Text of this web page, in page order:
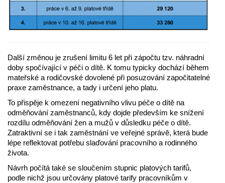
Další změnou je zrušení limitu 6 let při zápočtu tzv. náhradní
doby spočívající v péči o dítě. K tomu typicky dochází během
mateřské a rodičovské dovolené při posuzování započitatelné
praxe zaměstnance, a tady i určení jeho platu.
To přispěje k omezení negativního vlivu péče o dítě na
odměňování zaměstnanců, kdy dojde především ke snížení
rozdílu odměňování žen a mužů v důsledku péče o dítě.
Zatraktivní se i tak zaměstnání ve veřejné správě, která bude
lépe reflektovat potřebu slaďování pracovního a rodinného
života.
Návrh počítá také se sloučením stupnic platových tarifů,
podle nichž jsou určovány platové tarify pracovníkům v